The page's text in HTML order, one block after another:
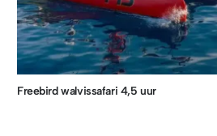
Freebird walvissafari 4,5 uur